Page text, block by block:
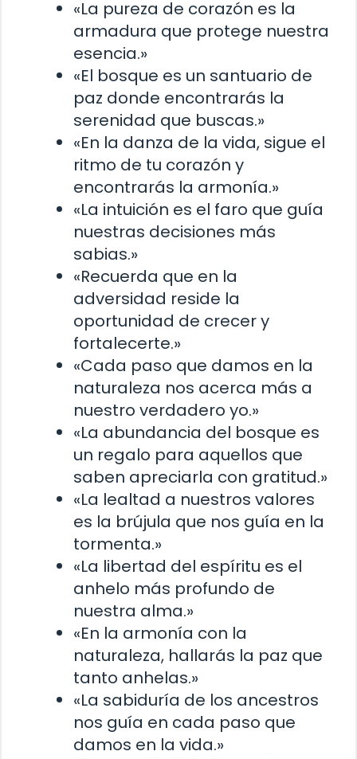
«La pureza de corazón es la
armadura que protege nuestra
esencia.»
«El bosque es un santuario de
paz donde encontrarás la
serenidad que buscas.»
«En la danza de la vida, sigue el
ritmo de tu corazón y
encontrarás la armonía.»
«La intuición es el faro que guía
nuestras decisiones más
sabias.»
«Recuerda que en la
adversidad reside la
oportunidad de crecer y
fortalecerte.»
«Cada paso que damos en la
naturaleza nos acerca más a
nuestro verdadero yo.»
«La abundancia del bosque es
un regalo para aquellos que
saben apreciarla con gratitud.»
«La lealtad a nuestros valores
es la brújula que nos guía en la
tormenta.»
«La libertad del espíritu es el
anhelo más profundo de
nuestra alma.»
«En la armonía con la
naturaleza, hallarás la paz que
tanto anhelas.»
«La sabiduría de los ancestros
nos guía en cada paso que
damos en la vida.»